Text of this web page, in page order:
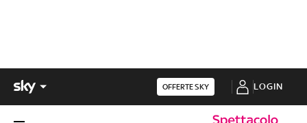
OFFERTE SKY LOGIN